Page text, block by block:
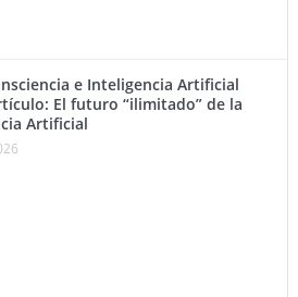
e Inteligencia Artificial
El futuro “ilimitado” de la
Artificial